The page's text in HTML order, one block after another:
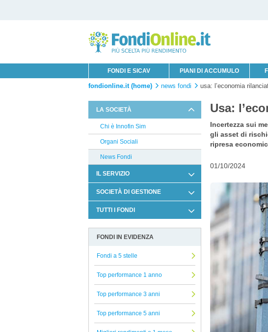
FONDI E SICAV PIANI DI ACCUMULO
fondionline.it (home) news fondi usa: l’economia
LA SOCIETÀ
Chi è Innofin Sim
Organi Sociali
News Fondi
IL SERVIZIO
Condizioni di Utilizzo
Legale
Arbitro Controversie Finanziarie
Informativa Cookie
Reclami Assicurativi
SOCIETÀ DI GESTIONE
Mediobanca
GAM
UTI International
Raiffeisen
Alliance Bernstein
Banca del Sempione
TUTTI I FONDI
Allocazione
Azionari
Beni reali
Strategie alternative
Titoli a reddito fisso
Usa:
Incertezza sui
gli asset di
ripresa
01/10/2024
FONDI IN EVIDENZA
Fondi a 5 stelle
Top performance 1 anno
Top performance 3 anni
Top performance 5 anni